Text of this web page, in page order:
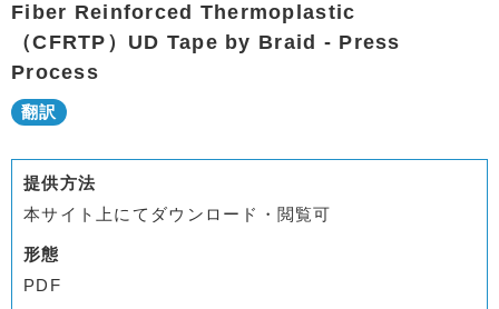
Fiber Reinforced Thermoplastic
（CFRTP）UD Tape by Braid - Press
Process
提供方法
本サイト上にてダウンロード・閲覧可
形態
PDF